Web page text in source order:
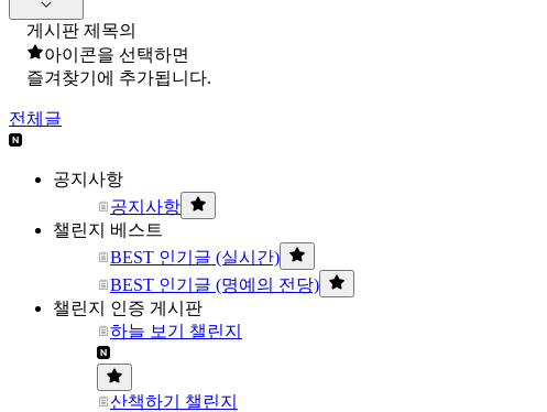
게시판 제목의
아이콘을 선택하면
즐겨찾기에 추가됩니다.
전체글
공지사항
공지사항
챌린지 베스트
BEST 인기글 (실시간)
BEST 인기글 (명예의 전당)
챌린지 인증 게시판
하늘 보기 챌린지
산책하기 챌린지